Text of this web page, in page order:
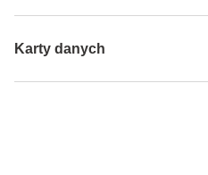
Karty danych